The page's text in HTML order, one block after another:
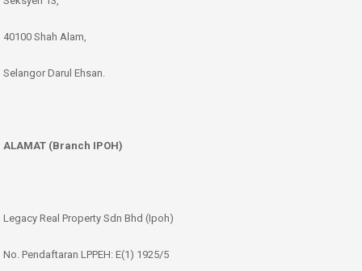
40100 Shah Alam,
Selangor Darul Ehsan.
ALAMAT (Branch IPOH)
Legacy Real Property Sdn Bhd (Ipoh)
No. Pendaftaran LPPEH: E(1) 1925/5